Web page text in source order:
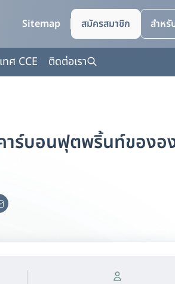
Sitemap สมัครสมาชิก สำหรั
ทศ CCE ติดต่อเรา
าร์บอนฟุตพริ้นท์ของอ